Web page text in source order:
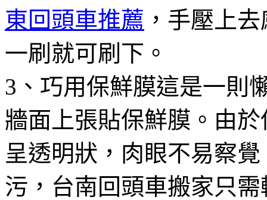
東回頭車推薦 ，手壓上
一刷就可刷下。
3、巧用保鮮膜這是一則
牆面上張貼保鮮膜。由
呈透明狀，肉眼不易察
污，台南回頭車搬家只